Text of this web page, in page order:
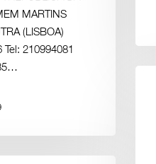
MARTINS
(LISBOA)
210994081